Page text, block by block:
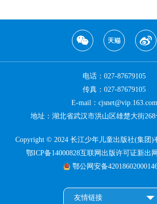
电话：027-87679105
传真：027-87679105
E-mail：cjsnet@vip.163.com
地址：湖北省武汉市洪山区雄楚大街
Copyright © 2024 长江少年儿童出版社(集团)
鄂ICP备14000828互联网出版许可证新出
鄂公网安备
友情链接